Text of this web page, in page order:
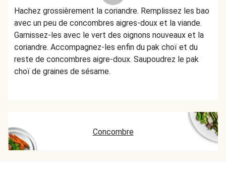
Hachez grossièrement la coriandre. Remplissez les bao
avec un peu de concombres aigres-doux et la viande.
Garnissez-les avec le vert des oignons nouveaux et la
coriandre. Accompagnez-les enfin du pak choï et du
reste de concombres aigre-doux. Saupoudrez le pak
choï de graines de sésame.
Concombre